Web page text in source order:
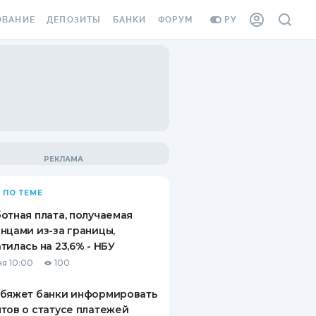
РУ
ВИНЬЕТКА
СОТРУДНИКОВ
ОТ
СЛУЧАЕВ
ДЕПОЗИТЫ
ВОПРОСЫ И ОТВЕТЫ
ПУТЕВОДИТЕЛИ ПО
СБЕРЕЖЕНИЯМ
БАНКИ ФОРУМ
ПО ТЕМЕ
плата, получаемая
из-за границы,
на 23,6% - НБУ
10:00 100
банки информировать
о статусе платежей